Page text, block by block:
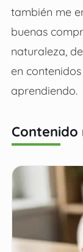
también me
buenas
naturaleza,
en
aprendiendo.